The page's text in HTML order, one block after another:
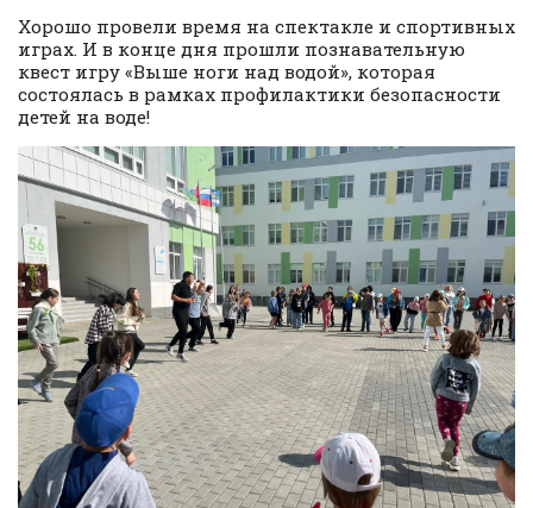
Хорошо провели время на спектакле и спортивных
играх. И в конце дня прошли познавательную
квест игру «Выше ноги над водой», которая
состоялась в рамках профилактики безопасности
детей на воде!